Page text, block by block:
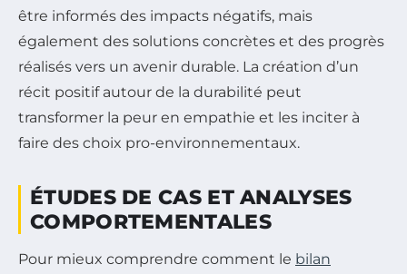
être informés des impacts négatifs, mais
également des solutions concrètes et des progrès
réalisés vers un avenir durable. La création d’un
récit positif autour de la durabilité peut
transformer la peur en empathie et les inciter à
faire des choix pro-environnementaux.
ÉTUDES DE CAS ET ANALYSES
COMPORTEMENTALES
Pour mieux comprendre comment le bilan